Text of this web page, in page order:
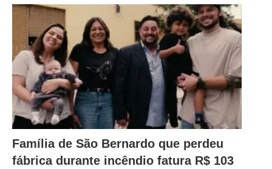
Família de São Bernardo que perdeu
fábrica durante incêndio fatura R$ 103